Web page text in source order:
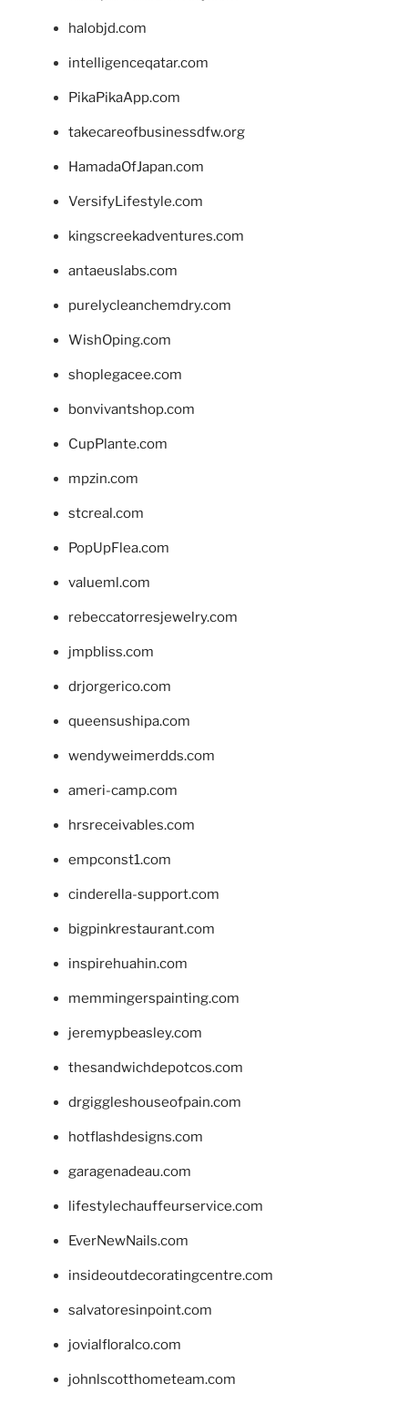
halobjd.com
intelligenceqatar.com
PikaPikaApp.com
takecareofbusinessdfw.org
HamadaOfJapan.com
VersifyLifestyle.com
kingscreekadventures.com
antaeuslabs.com
purelycleanchemdry.com
WishOping.com
shoplegacee.com
bonvivantshop.com
CupPlante.com
mpzin.com
stcreal.com
PopUpFlea.com
valueml.com
rebeccatorresjewelry.com
jmpbliss.com
drjorgerico.com
queensushipa.com
wendyweimerdds.com
ameri-camp.com
hrsreceivables.com
empconst1.com
cinderella-support.com
bigpinkrestaurant.com
inspirehuahin.com
memmingerspainting.com
jeremypbeasley.com
thesandwichdepotcos.com
drgiggleshouseofpain.com
hotflashdesigns.com
garagenadeau.com
lifestylechauffeurservice.com
EverNewNails.com
insideoutdecoratingcentre.com
salvatoresinpoint.com
jovialfloralco.com
johnlscotthometeam.com